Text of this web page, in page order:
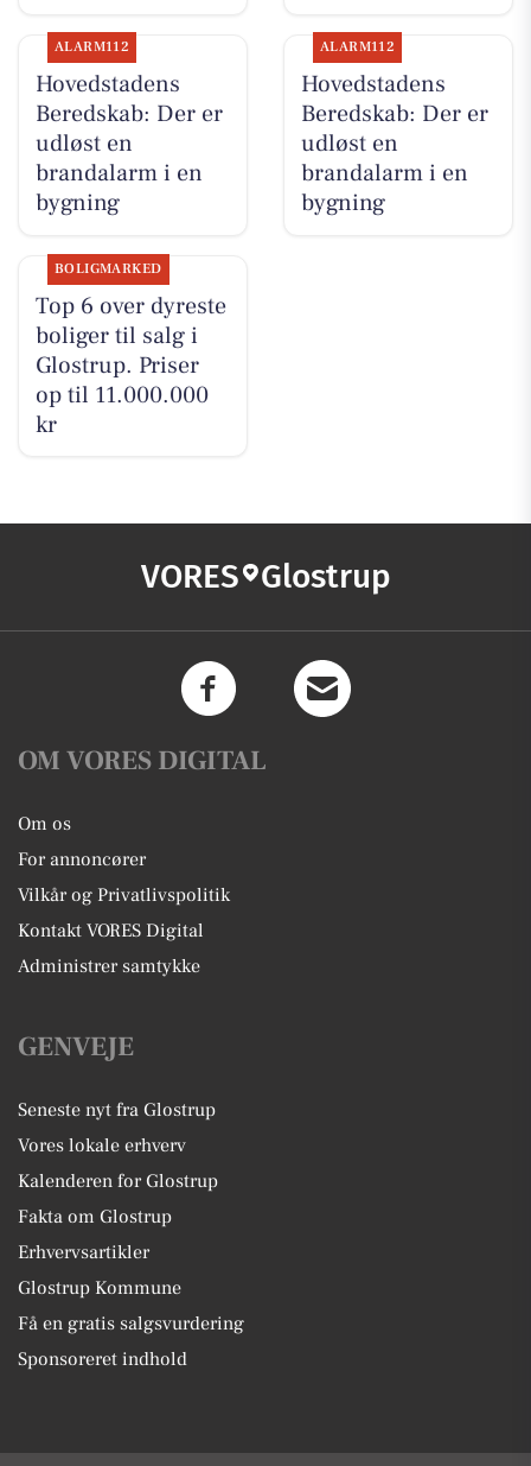
ALARM112
Hovedstadens
Beredskab: Der er
udløst en
brandalarm i en
bygning
ALARM112
Hovedstadens
Beredskab: Der er
udløst en
brandalarm i en
bygning
BOLIGMARKED
Top 6 over dyreste
boliger til salg i
Glostrup. Priser
op til 11.000.000
kr
VORES Glostrup
OM VORES DIGITAL
Om os
For annoncører
Vilkår og Privatlivspolitik
Kontakt VORES Digital
Administrer samtykke
GENVEJE
Seneste nyt fra Glostrup
Vores lokale erhverv
Kalenderen for Glostrup
Fakta om Glostrup
Erhvervsartikler
Glostrup Kommune
Få en gratis salgsvurdering
Sponsoreret indhold